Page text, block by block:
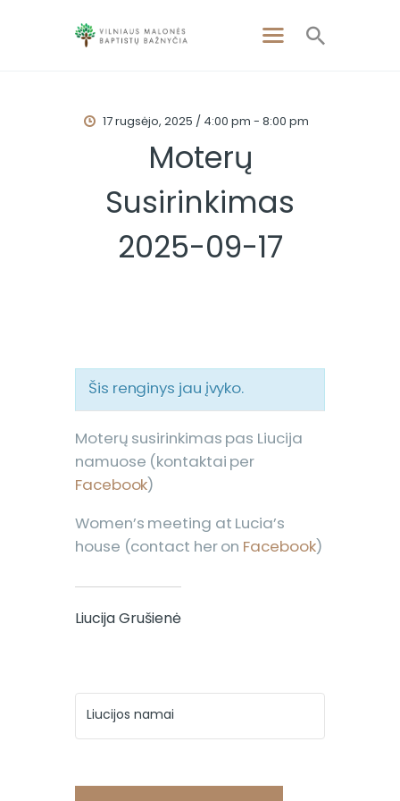
17 rugsėjo, 2025 / 4:00 pm -8:00 pm
Moterų
Susirinkimas
2025-09-17
PAGRINDINIS
APIE MUS
APSILANKYKITE
RENGINIAI
Šis renginys jau įvyko.
Moterų susirinkimas pas Liucija
namuose (kontaktai per
Facebook)
Women’s meeting at Lucia’s
house (contact her on Facebook)
Liucija Grušienė
Liucijos namai